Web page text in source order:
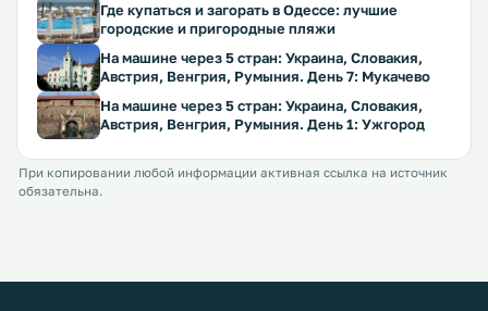
Где купаться и загорать в Одессе: лучшие
городские и пригородные пляжи
На машине через 5 стран: Украина, Словакия,
Австрия, Венгрия, Румыния. День 7: Мукачево
На машине через 5 стран: Украина, Словакия,
Австрия, Венгрия, Румыния. День 1: Ужгород
При копировании любой информации активная ссылка на источник
обязательна.